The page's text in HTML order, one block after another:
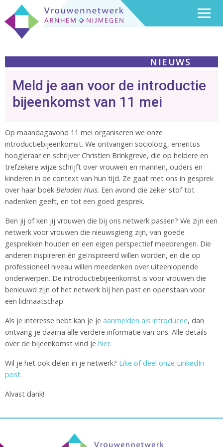
NIEUWS
Meld je aan voor de introductie
bijeenkomst van 11 mei
Op maandagavond 11 mei organiseren we onze
introductiebijeenkomst. We ontvangen socioloog, emeritus
hoogleraar en schrijver Christien Brinkgreve, die op heldere en
trefzekere wijze schrijft over vrouwen en mannen, ouders en
kinderen in de context van hun tijd. Ze gaat met ons in gesprek
over haar boek Beladen Huis. Een avond die zeker stof tot
nadenken geeft, en tot een goed gesprek.
Ben jij of ken jij vrouwen die bij ons netwerk passen? We zijn een
netwerk voor vrouwen die nieuwsgierig zijn, van goede
gesprekken houden en een eigen perspectief meebrengen. Die
anderen inspireren én geïnspireerd willen worden, en die op
professioneel niveau willen meedenken over uiteenlopende
onderwerpen. De introductiebijeenkomst is voor vrouwen die
benieuwd zijn of het netwerk bij hen past en openstaan voor
een lidmaatschap.
Als je interesse hebt kan je je aanmelden als introducee, dan
ontvang je daarna alle verdere informatie van ons. Alle details
over de bijeenkomst vind je hier.
Wil je het ook delen in je netwerk? Like of deel onze LinkedIn
post.
Alvast dank!